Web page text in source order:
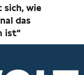
sich, wie
das
ist“